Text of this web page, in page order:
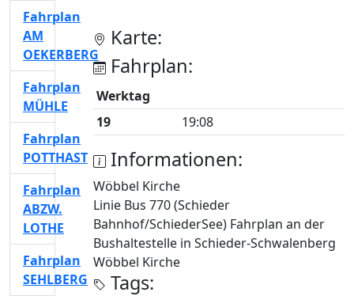
Karte:
Fahrplan:
Werktag
19
19:08
Informationen:
Wöbbel Kirche
Linie Bus 770 (Schieder
Bahnhof/SchiederSee) Fahrplan an der
Bushaltestelle in Schieder-Schwalenberg
Wöbbel Kirche
Tags:
Fahrplan
AM
OEKERBERG
Fahrplan
MÜHLE
Fahrplan
POTTHAST
Fahrplan
ABZW.
LOTHE
Fahrplan
SEHLBERG